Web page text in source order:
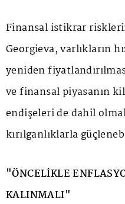
Finansal istikrar
Georgieva, varlıkların
yeniden
ve finansal piyasanın
endişeleri de dahil
kırılganlıklarla
"ÖNCELİKLE
KALINMALI"